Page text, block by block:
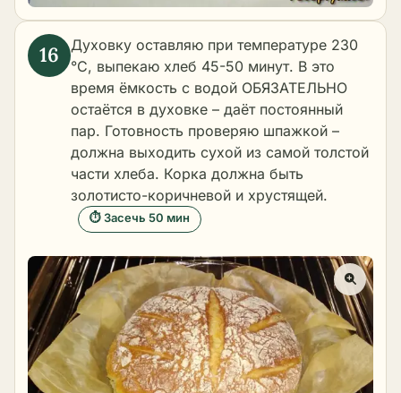
Духовку оставляю при температуре 230
°C, выпекаю хлеб 45-50 минут. В это
время ёмкость с водой ОБЯЗАТЕЛЬНО
остаётся в духовке – даёт постоянный
пар. Готовность проверяю шпажкой –
должна выходить сухой из самой толстой
части хлеба. Корка должна быть
золотисто-коричневой и хрустящей.
⏱ Засечь 50 мин